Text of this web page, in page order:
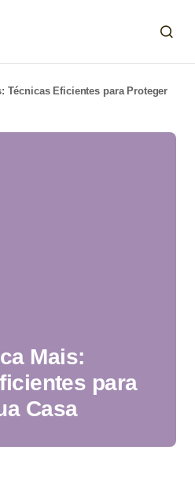
Técnicas Eficientes para Proteger
Mais:
para
Casa